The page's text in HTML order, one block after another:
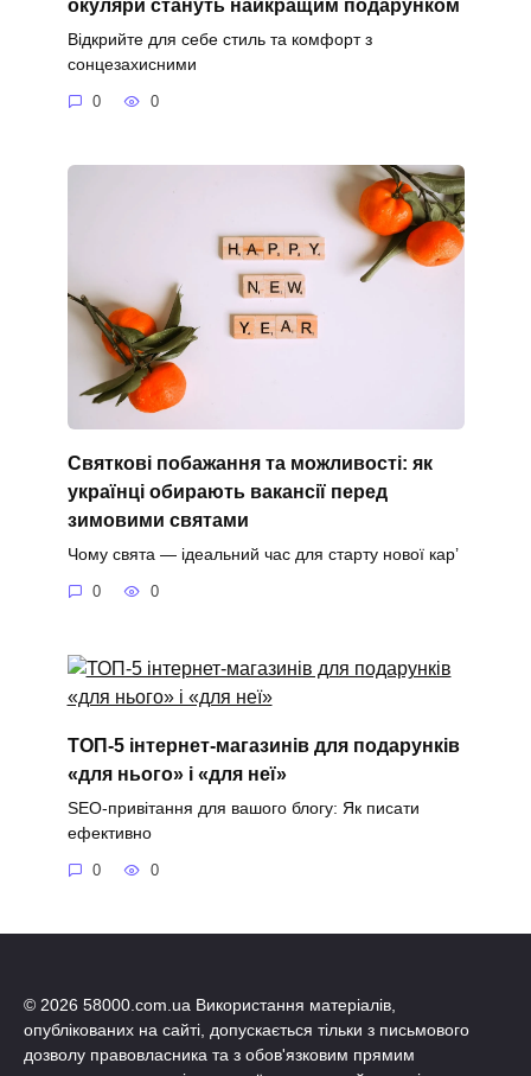
окуляри стануть найкращим подарунком
Відкрийте для себе стиль та комфорт з
сонцезахисними
0 0
Святкові побажання та можливості: як
українці обирають вакансії перед
зимовими святами
Чому свята — ідеальний час для старту нової кар’
0 0
ТОП-5 інтернет-магазинів для подарунків
«для нього» і «для неї»
SEO-привітання для вашого блогу: Як писати
ефективно
0 0
© 2026 58000.com.ua Використання матеріалів,
опублікованих на сайті, допускається тільки з письмового
дозволу правовласника та з обов'язковим прямим